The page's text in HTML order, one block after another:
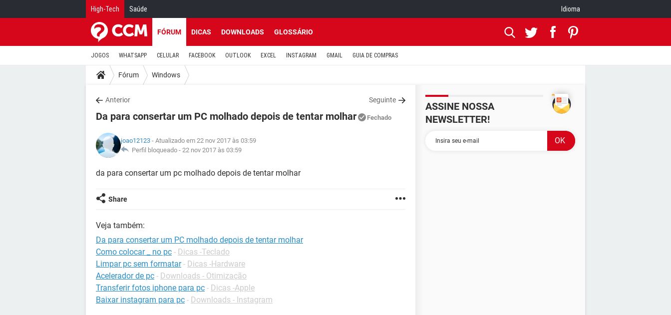
High-Tech Saúde Idioma
FÓRUM DICAS DOWNLOADS GLOSSÁRIO
JOGOS WHATSAPP CELULAR FACEBOOK OUTLOOK EXCEL INSTAGRAM GMAIL GUIA DE COMPRAS
Fórum Windows
Anterior Seguinte
Da para consertar um PC molhado depois de tentar molhar Fechado
joao12123 - Atualizado em 22 nov 2017 às 03:59
Perfil bloqueado - 22 nov 2017 às 03:59
da para consertar um pc molhado depois de tentar molhar
Share
Veja também:
Da para consertar um PC molhado depois de tentar molhar
Como colocar _ no pc - Dicas -Teclado
Limpar pc sem formatar - Dicas -Hardware
Acelerador de pc - Downloads - Otimização
Transferir fotos iphone para pc - Dicas -Apple
Baixar instagram para pc - Downloads - Instagram
ASSINE NOSSA
NEWSLETTER!